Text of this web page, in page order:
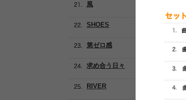
風
SHOES
第ゼロ感
求め合う日々
RIVER